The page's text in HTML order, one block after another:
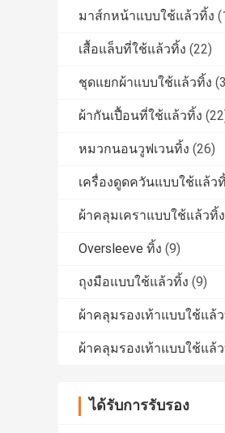
มาส์กหน้าแบบใช้แล้วทิ้ง
เสื้อแล็บที่ใช้แล้วทิ้ง (22)
ชุดแยกผ้าแบบใช้แล้วทิ้ง
ผ้ากันเปื้อนที่ใช้แล้วทิ้ง
หมวกนอนวูฟเวนทิ้ง (26)
เครื่องดูดควันแบบใช้แล้ว
ผ้าคลุมเคราแบบใช้แล้วทิ้ง
Oversleeve ทิ้ง (9)
ถุงมือแบบใช้แล้วทิ้ง (9)
ผ้าคลุมรองเท้าแบบใช้แล้
ผ้าคลุมรองเท้าแบบใช้แล้
ได้รับการรับรอง